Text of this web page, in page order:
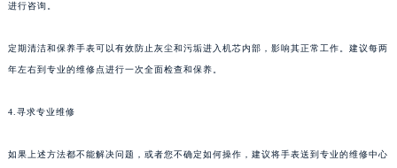
进行咨询。
定期清洁和保养手表可以有效防止灰尘和污垢进入机芯内部，影响其正常工作。建议每两
年左右到专业的维修点进行一次全面检查和保养。
4.寻求专业维修
如果上述方法都不能解决问题，或者您不确定如何操作，建议将手表送到专业的维修中心